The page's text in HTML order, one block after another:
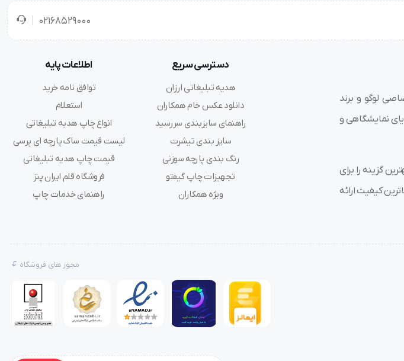
ها، سازمان ها و صاحبان مشاغل گردیده
02168529000
لوگو و برند
هدایای نمایشگاهی و
گزینه را برای
کیفیت ارائه
دسترسی سریع
هدیه تبلیغاتی ارزان
دانلود عکس خام همکاران
راهنمای سایزبندی سررسید
سایز بندی تیشرت
رنگ بندی پارچه سوزنی
تجهیزات چاپ گیفتو
ویژه همکاران
اطلاعات پایه
توافق نامه خرید
استعلام
انواع چاپ هدیه تبلیغاتی
لیست قیمت ساک پارچه ای پرسی
قیمت چاپ هدیه تبلیغاتی
فروشگاه قلم ایران پنز
راهنمای خدمات چاپ
مجوز های فروشگاه